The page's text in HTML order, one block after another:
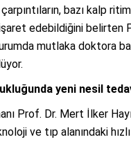
bazı kalp ritim
edebildiğini belirten
mutlaka doktora
yeni nesil
Prof. Dr. Mert İlker
ve tıp alanındaki